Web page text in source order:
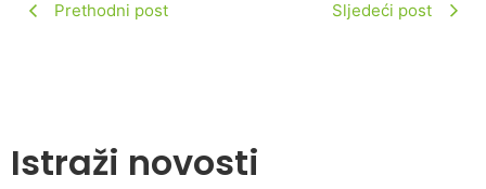
Prethodni post Sljedeći post
Istraži novosti